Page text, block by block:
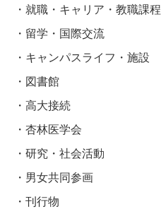
就職・キャリア・教職課程
留学・国際交流
キャンパスライフ・施設
図書館
高大接続
杏林医学会
研究・社会活動
男女共同参画
刊行物